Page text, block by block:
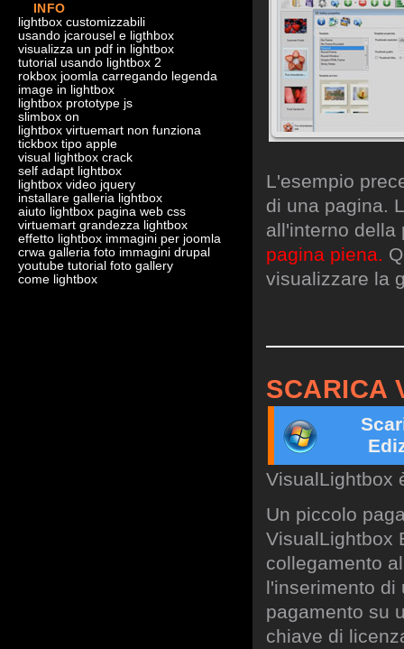
INFO
lightbox customizzabili
usando jcarousel e ligthbox
visualizza un pdf in lightbox
tutorial usando lightbox 2
rokbox joomla carregando legenda
image in lightbox
lightbox prototype js
slimbox on
lightbox virtuemart non funziona
tickbox tipo apple
visual lightbox crack
self adapt lightbox
lightbox video jquery
installare galleria lightbox
aiuto lightbox pagina web css
virtuemart grandezza lightbox
effetto lightbox immagini per joomla
crwa galleria foto immagini drupal
youtube tutorial foto gallery
come lightbox
L'esempio
di una pagina.
all'interno
pagina piena.
visualizzare la
SCARICA
VisualLightbox
Un piccolo
VisualLightbox
collegamento
l'inserimento di
pagamento su
chiave di